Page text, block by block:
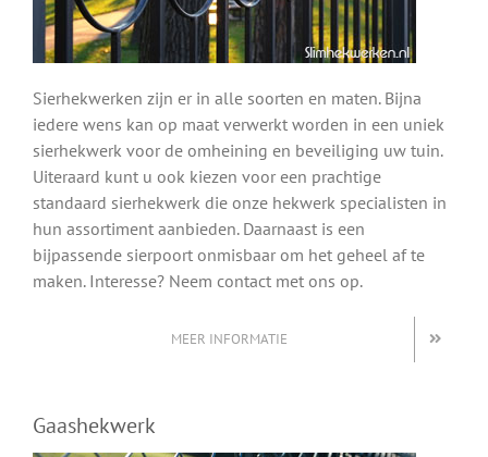
Sierhekwerken zijn er in alle soorten en maten. Bijna
iedere wens kan op maat verwerkt worden in een uniek
sierhekwerk voor de omheining en beveiliging uw tuin.
Uiteraard kunt u ook kiezen voor een prachtige
standaard sierhekwerk die onze hekwerk specialisten in
hun assortiment aanbieden. Daarnaast is een
bijpassende sierpoort onmisbaar om het geheel af te
maken. Interesse? Neem contact met ons op.
MEER INFORMATIE
Gaashekwerk